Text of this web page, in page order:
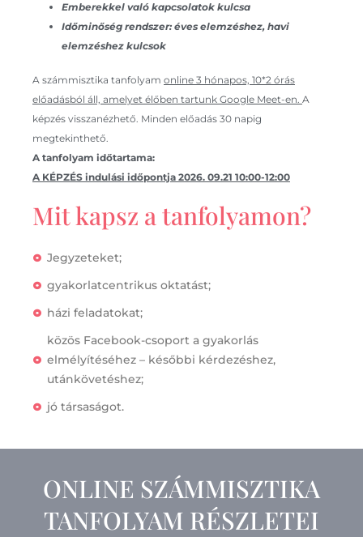
Emberekkel való kapcsolatok kulcsa
Időminőség rendszer: éves elemzéshez, havi
elemzéshez kulcsok
A számmisztika tanfolyam online 3 hónapos, 10*2 órás
előadásból áll, amelyet élőben tartunk Google Meet-en. A
képzés visszanézhető. Minden előadás 30 napig
megtekinthető.
A tanfolyam időtartama:
A KÉPZÉS indulási időpontja 2026. 09.21 10:00-12:00
Mit kapsz a tanfolyamon?
Jegyzeteket;
gyakorlatcentrikus oktatást;
házi feladatokat;
közös Facebook-csoport a gyakorlás
elmélyítéséhez – későbbi kérdezéshez,
utánkövetéshez;
jó társaságot.
ONLINE SZÁMMISZTIKA
TANFOLYAM RÉSZLETEI